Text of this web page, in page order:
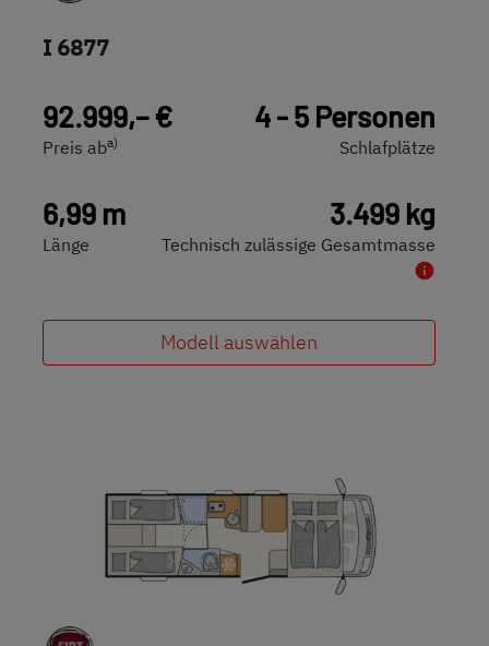
I 6877
92.999,– €
Preis aba)
4 - 5 Personen
Schlafplätze
6,99 m
Länge
3.499 kg
Technisch zulässige Gesamtmasse
Modell auswählen